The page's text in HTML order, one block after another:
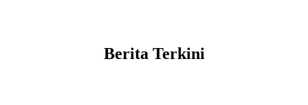
Berita Terkini